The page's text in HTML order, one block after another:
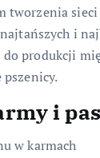
tworzenia sieci
i
produkcji
i
w karmach